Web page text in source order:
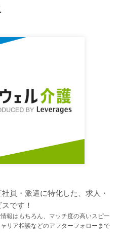
員・派遣に特化した、求人・
です！
報はもちろん、マッチ度の高いスピー
リア相談などのアフターフォローまで